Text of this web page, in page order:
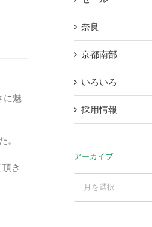
に魅
。
き
奈良
京都南部
いろいろ
採用情報
アーカイブ